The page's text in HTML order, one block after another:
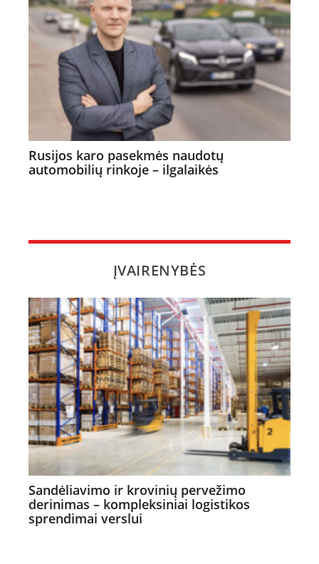
Rusijos karo pasekmės naudotų
automobilių rinkoje – ilgalaikės
ĮVAIRENYBĖS
Sandėliavimo ir krovinių pervežimo
derinimas – kompleksiniai logistikos
sprendimai verslui